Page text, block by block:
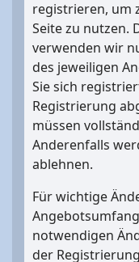
registrieren, um
Seite zu nutzen.
verwenden wir
des jeweiligen
Sie sich
Registrierung
müssen
Anderenfalls
ablehnen.
Für wichtige
notwendigen
der